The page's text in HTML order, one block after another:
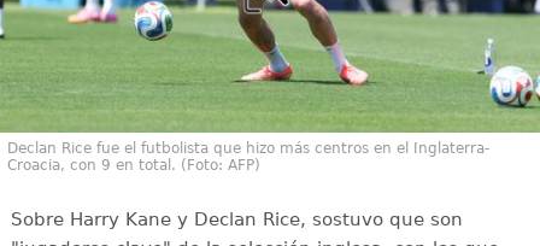
Declan Rice fue el futbolista que hizo más centros en el Inglaterra-
Croacia, con 9 en total. (Foto: AFP)
Sobre Harry Kane y Declan Rice, sostuvo que son